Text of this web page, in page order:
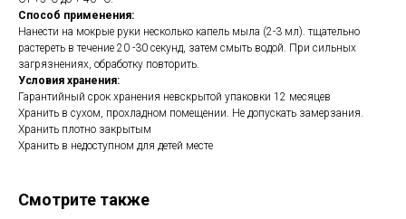
Способ применения:
Нанести на мокрые руки несколько капель мыла (2-3 мл). тщательно
растереть в течение 20 -30 секунд, затем смыть водой. При сильных
загрязнениях, обработку повторить.
Условия хранения:
Гарантийный срок хранения невскрытой упаковки 12 месяцев
Хранить в сухом, прохладном помещении. Не допускать замерзания.
Хранить плотно закрытым
Хранить в недоступном для детей месте
Смотрите также